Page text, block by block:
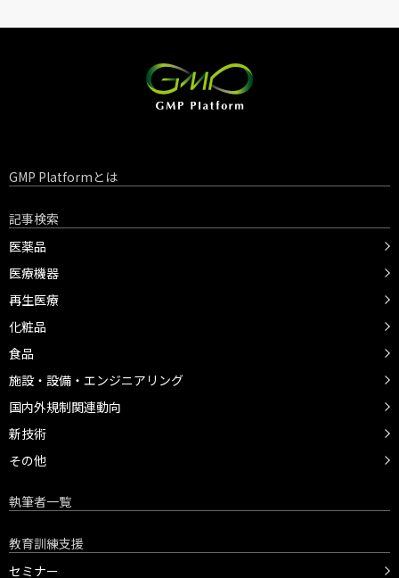
GMP Platformとは
記事検索
医薬品
医療機器
再生医療
化粧品
食品
施設・設備・エンジニアリング
国内外規制関連動向
新技術
その他
執筆者一覧
教育訓練支援
セミナー